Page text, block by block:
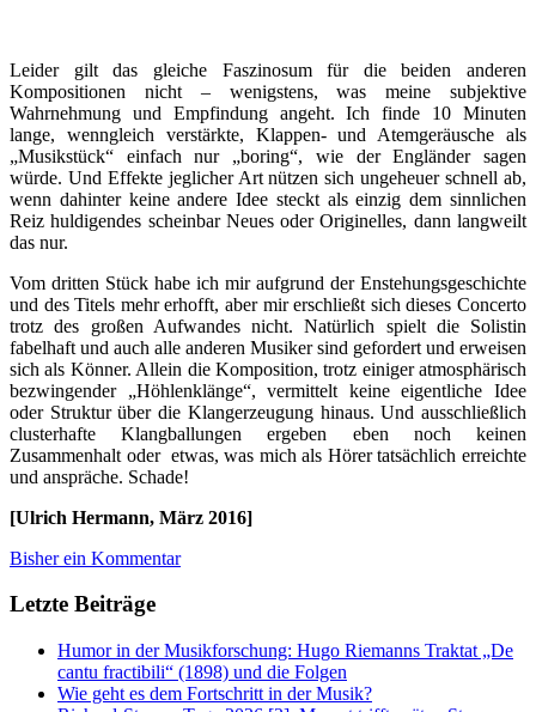
Leider gilt das gleiche Faszinosum für die beiden anderen
Kompositionen nicht – wenigstens, was meine subjektive
Wahrnehmung und Empfindung angeht. Ich finde 10 Minuten
lange, wenngleich verstärkte, Klappen- und Atemgeräusche als
„Musikstück“ einfach nur „boring“, wie der Engländer sagen
würde. Und Effekte jeglicher Art nützen sich ungeheuer schnell ab,
wenn dahinter keine andere Idee steckt als einzig dem sinnlichen
Reiz huldigendes scheinbar Neues oder Originelles, dann langweilt
das nur.
Vom dritten Stück habe ich mir aufgrund der Enstehungsgeschichte
und des Titels mehr erhofft, aber mir erschließt sich dieses Concerto
trotz des großen Aufwandes nicht. Natürlich spielt die Solistin
fabelhaft und auch alle anderen Musiker sind gefordert und erweisen
sich als Könner. Allein die Komposition, trotz einiger atmosphärisch
bezwingender „Höhlenklänge“, vermittelt keine eigentliche Idee
oder Struktur über die Klangerzeugung hinaus. Und ausschließlich
clusterhafte Klangballungen ergeben eben noch keinen
Zusammenhalt oder etwas, was mich als Hörer tatsächlich erreichte
und anspräche. Schade!
[Ulrich Hermann, März 2016]
Bisher ein Kommentar
Letzte Beiträge
Humor in der Musikforschung: Hugo Riemanns Traktat „De
cantu fractibili“ (1898) und die Folgen
Wie geht es dem Fortschritt in der Musik?